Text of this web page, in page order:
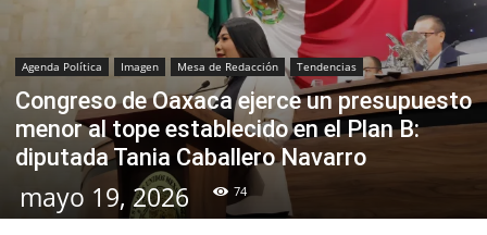
Agenda Política Imagen Mesa de Redacción Tendencias
Congreso de Oaxaca ejerce un presupuesto
menor al tope establecido en el Plan B:
diputada Tania Caballero Navarro
mayo 19, 2026 74